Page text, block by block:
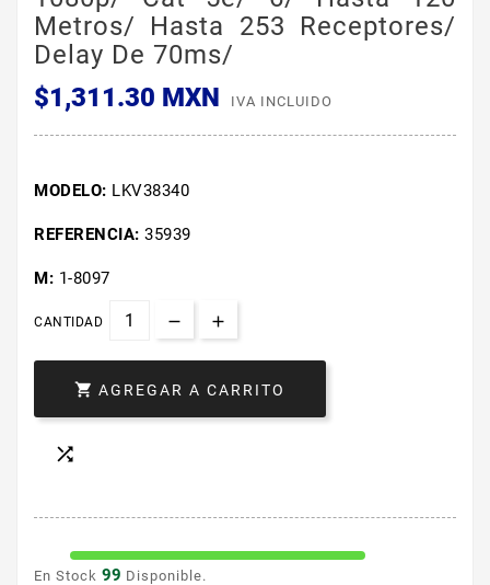
Metros/ Hasta 253 Receptores/
Delay De 70ms/
$1,311.30 MXN
IVA INCLUIDO
MODELO: LKV38340
REFERENCIA: 35939
M: 1-8097
CANTIDAD
 AGREGAR A CARRITO

En Stock 99 Disponible.